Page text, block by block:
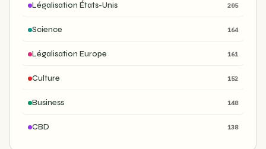
Légalisation États-Unis 205
Science 164
Légalisation Europe 161
Culture 152
Business 148
CBD 138